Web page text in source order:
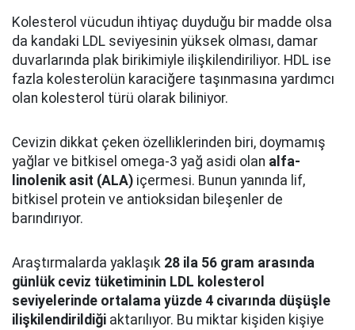
Kolesterol vücudun ihtiyaç duyduğu bir madde olsa
da kandaki LDL seviyesinin yüksek olması, damar
duvarlarında plak birikimiyle ilişkilendiriliyor. HDL ise
fazla kolesterolün karaciğere taşınmasına yardımcı
olan kolesterol türü olarak biliniyor.
Cevizin dikkat çeken özelliklerinden biri, doymamış
yağlar ve bitkisel omega-3 yağ asidi olan alfa-
linolenik asit (ALA) içermesi. Bunun yanında lif,
bitkisel protein ve antioksidan bileşenler de
barındırıyor.
Araştırmalarda yaklaşık 28 ila 56 gram arasında
günlük ceviz tüketiminin LDL kolesterol
seviyelerinde ortalama yüzde 4 civarında düşüşle
ilişkilendirildiği aktarılıyor. Bu miktar kişiden kişiye